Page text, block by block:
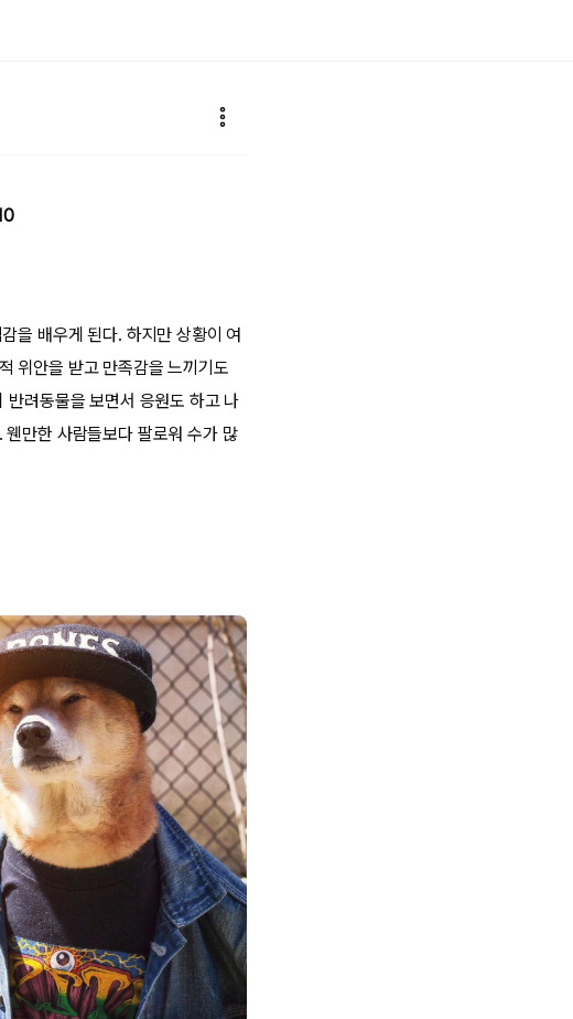
을 배우게 된다. 하지만 상황이 여
위안을 받고 만족감을 느끼기도
반려동물을 보면서 응원도 하고 나
만한 사람들보다 팔로워 수가 많